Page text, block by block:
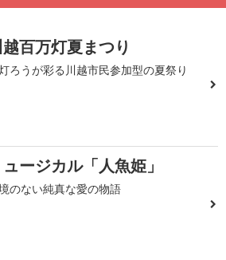
越百万灯夏まつり
ろうが彩る川越市民参加型の夏祭り
ュージカル「人魚姫」
のない純真な愛の物語